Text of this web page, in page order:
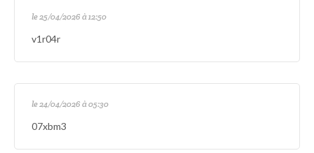
le 25/04/2026 à 12:50
v1r04r
le 24/04/2026 à 05:30
07xbm3